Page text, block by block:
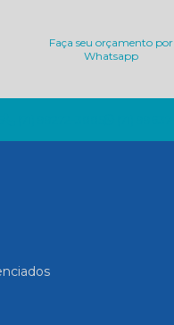
Faça seu orçamento por
Whatsapp